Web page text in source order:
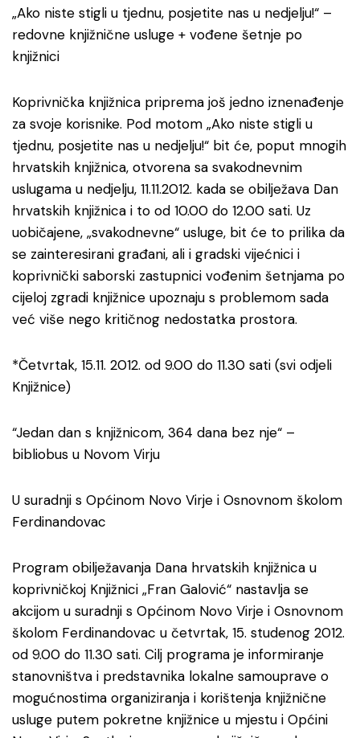
„Ako niste stigli u tjednu, posjetite nas u nedjelju!“ –
redovne knjižnične usluge + vođene šetnje po
knjižnici
Koprivnička knjižnica priprema još jedno iznenađenje
za svoje korisnike. Pod motom „Ako niste stigli u
tjednu, posjetite nas u nedjelju!“ bit će, poput mnogih
hrvatskih knjižnica, otvorena sa svakodnevnim
uslugama u nedjelju, 11.11.2012. kada se obilježava Dan
hrvatskih knjižnica i to od 10.00 do 12.00 sati. Uz
uobičajene, „svakodnevne“ usluge, bit će to prilika da
se zainteresirani građani, ali i gradski vijećnici i
koprivnički saborski zastupnici vođenim šetnjama po
cijeloj zgradi knjižnice upoznaju s problemom sada
već više nego kritičnog nedostatka prostora.
*Četvrtak, 15.11. 2012. od 9.00 do 11.30 sati (svi odjeli
Knjižnice)
“Jedan dan s knjižnicom, 364 dana bez nje“ –
bibliobus u Novom Virju
U suradnji s Općinom Novo Virje i Osnovnom školom
Ferdinandovac
Program obilježavanja Dana hrvatskih knjižnica u
koprivničkoj Knjižnici „Fran Galović“ nastavlja se
akcijom u suradnji s Općinom Novo Virje i Osnovnom
školom Ferdinandovac u četvrtak, 15. studenog 2012.
od 9.00 do 11.30 sati. Cilj programa je informiranje
stanovništva i predstavnika lokalne samouprave o
mogućnostima organiziranja i korištenja knjižnične
usluge putem pokretne knjižnice u mjestu i Općini